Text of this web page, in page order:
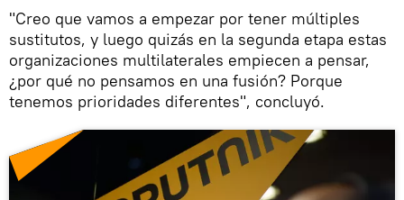
"Creo que vamos a empezar por tener múltiples
sustitutos, y luego quizás en la segunda etapa estas
organizaciones multilaterales empiecen a pensar,
¿por qué no pensamos en una fusión? Porque
tenemos prioridades diferentes", concluyó.